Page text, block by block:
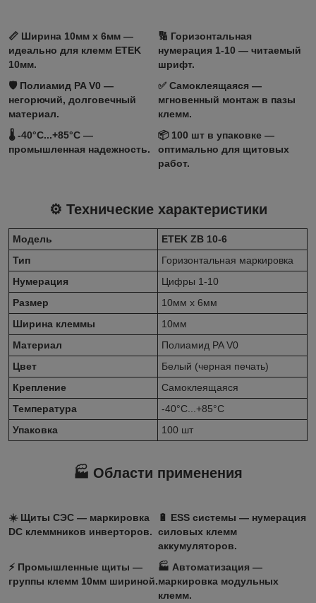
📏 Ширина 10мм x 6мм —
идеально для клемм ETEK
10мм.
🔢 Горизонтальная
нумерация 1-10 — читаемый
шрифт.
🛡️ Полиамид PA V0 —
негорючий, долговечный
материал.
✅ Самоклеящаяся —
мгновенный монтаж в пазы
клемм.
🌡️ -40°C...+85°C —
промышленная надежность.
📦 100 шт в упаковке —
оптимально для щитовых
работ.
⚙️ Технические характеристики
Модель
ETEK ZB 10-6
Тип
Горизонтальная маркировка
Нумерация
Цифры 1-10
Размер
10мм x 6мм
Ширина клеммы
10мм
Материал
Полиамид PA V0
Цвет
Белый (черная печать)
Крепление
Самоклеящаяся
Температура
-40°C...+85°C
Упаковка
100 шт
🏭 Области применения
☀️ Щиты СЭС — маркировка
DC клеммников инверторов.
🔋 ESS системы — нумерация
силовых клемм
аккумуляторов.
⚡ Промышленные щиты —
группы клемм 10мм шириной.
🏭 Автоматизация —
маркировка модульных
клемм.